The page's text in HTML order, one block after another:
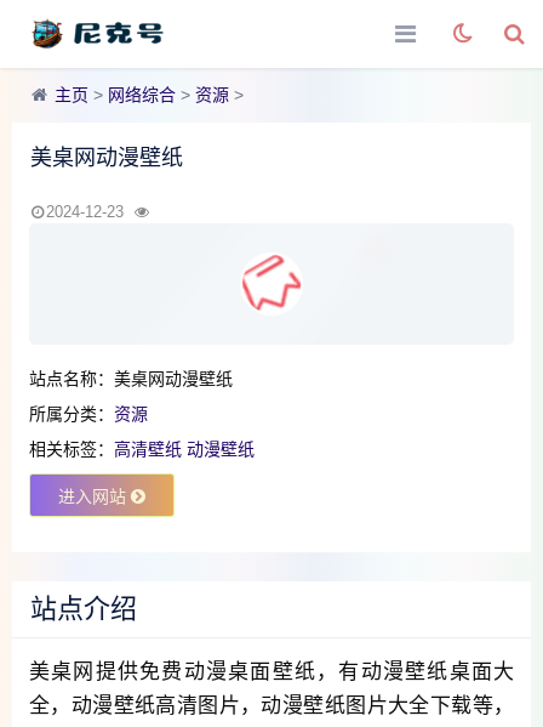
主页 > 网络综合 > 资源 >
美桌网动漫壁纸
2024-12-23
站点名称：美桌网动漫壁纸
所属分类： 资源
相关标签： 高清壁纸 动漫壁纸
进入网站
站点介绍
美桌网提供免费动漫桌面壁纸，有动漫壁纸桌面大
全，动漫壁纸高清图片，动漫壁纸图片大全下载等，